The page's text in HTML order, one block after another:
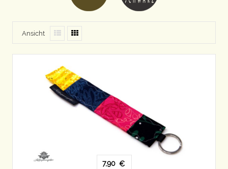
Ansicht
7,90 €